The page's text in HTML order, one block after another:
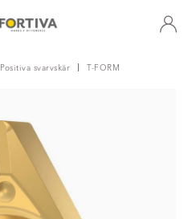
Positiva svarvskär T-FORM